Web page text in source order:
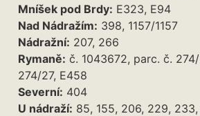
Mníšek pod Brdy: E323, E94
Nad Nádražím: 398, 1157/1157
Nádražní: 207, 266
Rymaně: č. 1043672, parc. č.
274/27, E458
Severní: 404
U nádraží: 85, 155, 206, 229,